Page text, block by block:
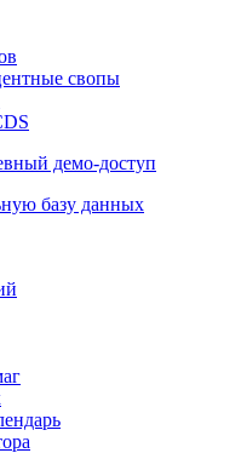
свопы
демо-доступ
базу данных